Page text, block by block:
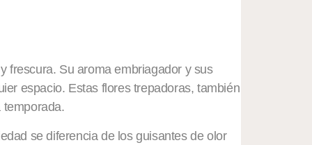
frescura. Su aroma embriagador y sus
espacio. Estas flores trepadoras, también
temporada.
se diferencia de los guisantes de olor